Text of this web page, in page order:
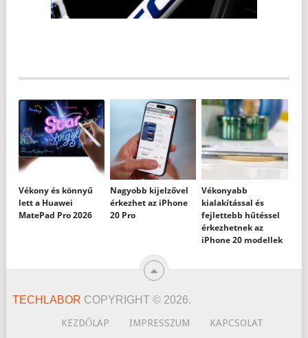
Vékony és könnyű
lett a Huawei
MatePad Pro 2026
Nagyobb kijelzővel
érkezhet az iPhone
20 Pro
Vékonyabb
kialakítással és
fejlettebb hűtéssel
érkezhetnek az
iPhone 20 modellek
TECHLABOR COPYRIGHT © 2026.
KEZDŐLAP IMPRESSZUM KAPCSOLAT